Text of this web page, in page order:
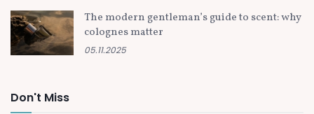
The modern gentleman’s guide to scent: why
colognes matter
05.11.2025
Don't Miss